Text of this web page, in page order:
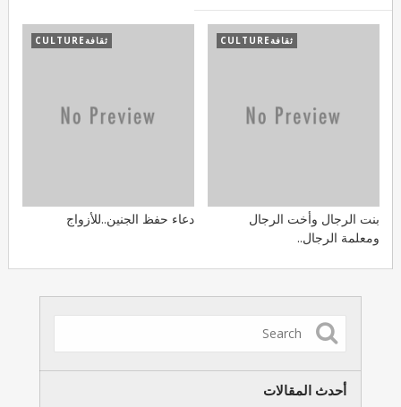
ثقافةCULTURE
دعاء حفظ الجنين..للأزواج
ثقافةCULTURE
بنت الرجال وأخت الرجال
ومعلمة الرجال..
أحدث المقالات